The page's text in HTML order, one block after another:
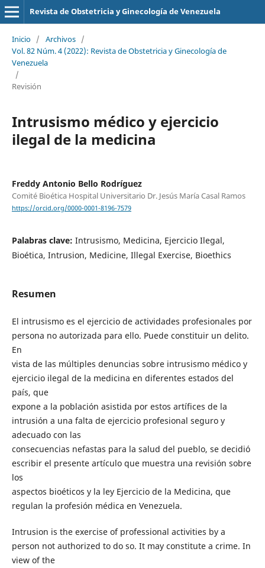
Revista de Obstetricia y Ginecología de Venezuela
Inicio / Archivos /
Vol. 82 Núm. 4 (2022): Revista de Obstetricia y Ginecología de
Venezuela
/
Revisión
Intrusismo médico y ejercicio
ilegal de la medicina
Freddy Antonio Bello Rodríguez
Comité Bioética Hospital Universitario Dr. Jesús María Casal Ramos
https://orcid.org/0000-0001-8196-7579
Palabras clave: Intrusismo, Medicina, Ejercicio Ilegal,
Bioética, Intrusion, Medicine, Illegal Exercise, Bioethics
Resumen
El intrusismo es el ejercicio de actividades profesionales por
persona no autorizada para ello. Puede constituir un delito.
En
vista de las múltiples denuncias sobre intrusismo médico y
ejercicio ilegal de la medicina en diferentes estados del
país, que
expone a la población asistida por estos artífices de la
intrusión a una falta de ejercicio profesional seguro y
adecuado con las
consecuencias nefastas para la salud del pueblo, se decidió
escribir el presente artículo que muestra una revisión sobre
los
aspectos bioéticos y la ley Ejercicio de la Medicina, que
regulan la profesión médica en Venezuela.
Intrusion is the exercise of professional activities by a
person not authorized to do so. It may constitute a crime. In
view of the